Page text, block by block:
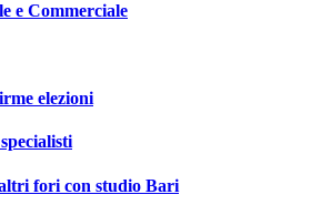
e Commerciale
elezioni
fori con studio Bari